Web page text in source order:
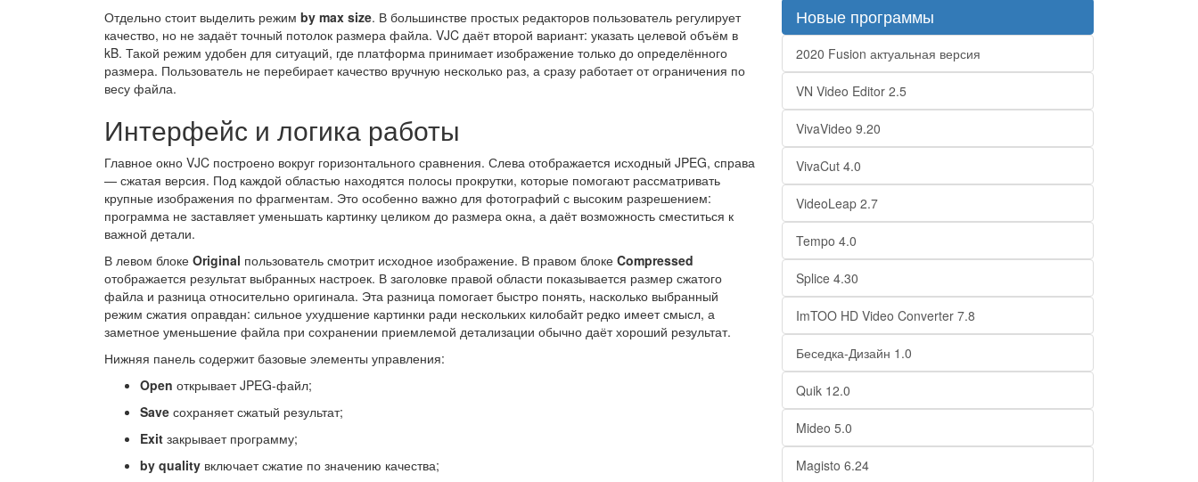
Отдельно стоит выделить режим by max size. В большинстве простых редакторов пользователь регулирует
качество, но не задаёт точный потолок размера файла. VJC даёт второй вариант: указать целевой объём в
kB. Такой режим удобен для ситуаций, где платформа принимает изображение только до определённого
размера. Пользователь не перебирает качество вручную несколько раз, а сразу работает от ограничения по
весу файла.
Интерфейс и логика работы
Главное окно VJC построено вокруг горизонтального сравнения. Слева отображается исходный JPEG, справа
— сжатая версия. Под каждой областью находятся полосы прокрутки, которые помогают рассматривать
крупные изображения по фрагментам. Это особенно важно для фотографий с высоким разрешением:
программа не заставляет уменьшать картинку целиком до размера окна, а даёт возможность сместиться к
важной детали.
В левом блоке Original пользователь смотрит исходное изображение. В правом блоке Compressed
отображается результат выбранных настроек. В заголовке правой области показывается размер сжатого
файла и разница относительно оригинала. Эта разница помогает быстро понять, насколько выбранный
режим сжатия оправдан: сильное ухудшение картинки ради нескольких килобайт редко имеет смысл, а
заметное уменьшение файла при сохранении приемлемой детализации обычно даёт хороший результат.
Нижняя панель содержит базовые элементы управления:
Open открывает JPEG-файл;
Save сохраняет сжатый результат;
Exit закрывает программу;
by quality включает сжатие по значению качества;
Новые программы
2020 Fusion актуальная версия
VN Video Editor 2.5
VivaVideo 9.20
VivaCut 4.0
VideoLeap 2.7
Tempo 4.0
Splice 4.30
ImTOO HD Video Converter 7.8
Беседка-Дизайн 1.0
Quik 12.0
Mideo 5.0
Magisto 6.24